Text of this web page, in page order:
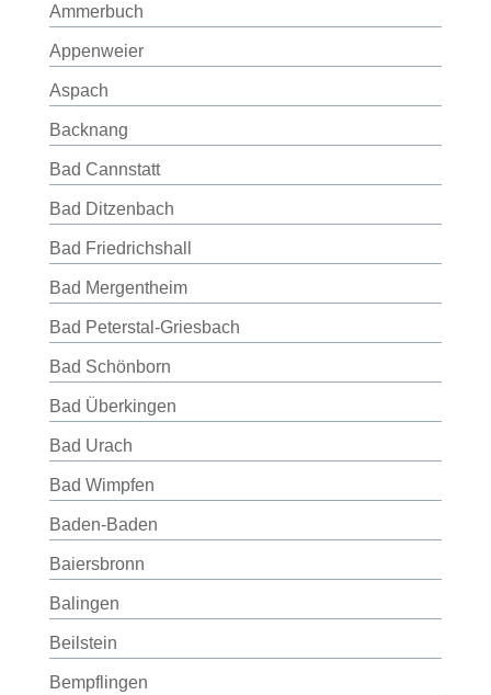
Ammerbuch
Appenweier
Aspach
Backnang
Bad Cannstatt
Bad Ditzenbach
Bad Friedrichshall
Bad Mergentheim
Bad Peterstal-Griesbach
Bad Schönborn
Bad Überkingen
Bad Urach
Bad Wimpfen
Baden-Baden
Baiersbronn
Balingen
Beilstein
Bempflingen